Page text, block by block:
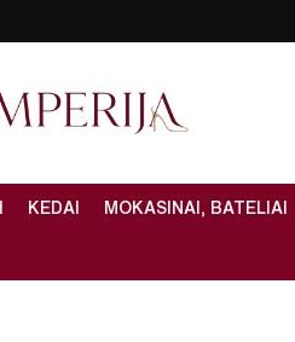
KEDAI MOKASINAI, BATELIAI